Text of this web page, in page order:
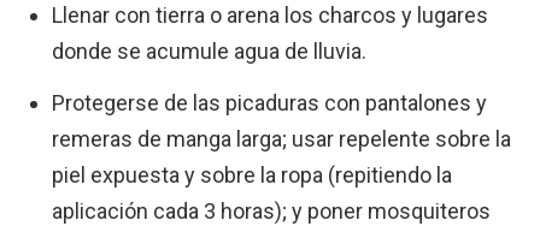
Llenar con tierra o arena los charcos y lugares
donde se acumule agua de lluvia.
Protegerse de las picaduras con pantalones y
remeras de manga larga; usar repelente sobre la
piel expuesta y sobre la ropa (repitiendo la
aplicación cada 3 horas); y poner mosquiteros